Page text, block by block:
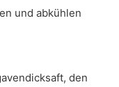
und abkühlen
den